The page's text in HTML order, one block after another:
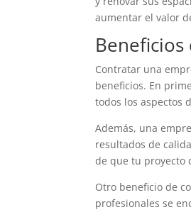
aumentar el valor
Contratar una
beneficios. En
todos los aspectos
Además, una
resultados de
de que tu proyecto
Otro beneficio de
profesionales se